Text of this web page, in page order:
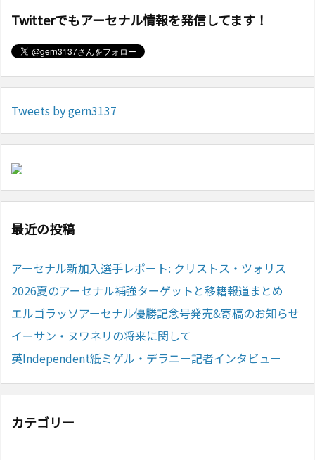
Twitterでもアーセナル情報を発信してます！
Tweets by gern3137
最近の投稿
アーセナル新加入選手レポート: クリストス・ツォリス
2026夏のアーセナル補強ターゲットと移籍報道まとめ
エルゴラッソアーセナル優勝記念号発売&寄稿のお知らせ
イーサン・ヌワネリの将来に関して
英Independent紙ミゲル・デラニー記者インタビュー
カテゴリー